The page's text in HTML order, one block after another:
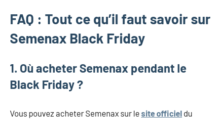
FAQ : Tout ce qu’il faut savoir sur
Semenax Black Friday
1. Où acheter Semenax pendant le
Black Friday ?
Vous pouvez acheter Semenax sur le site officiel du